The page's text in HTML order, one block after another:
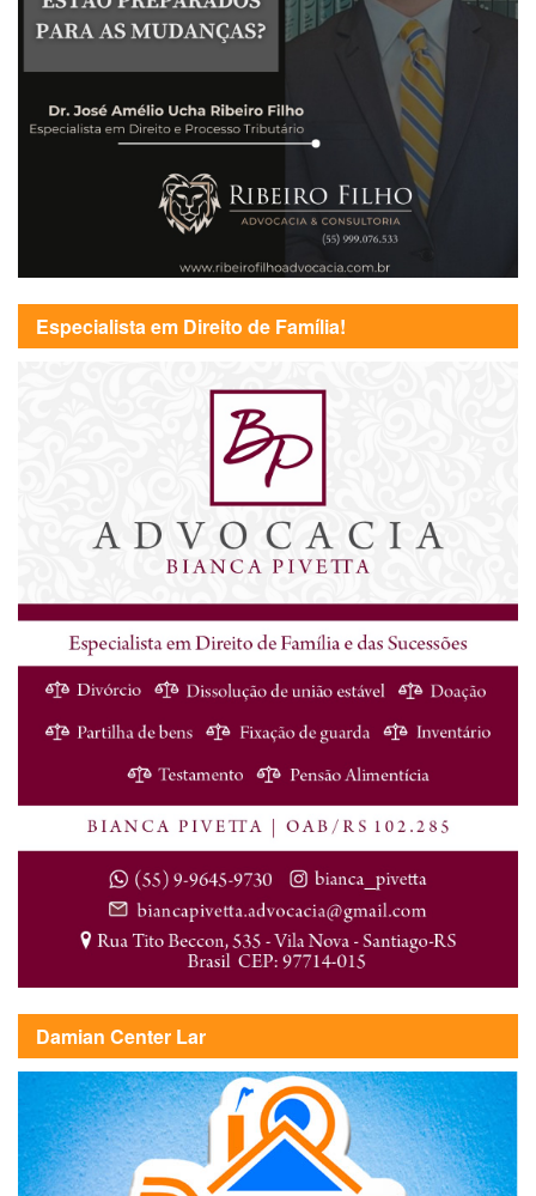
Especialista em Direito de Família!
Damian Center Lar